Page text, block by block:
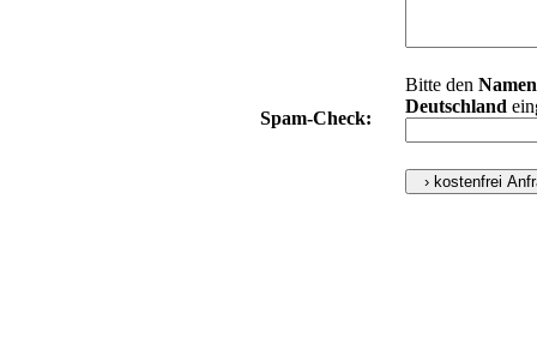
Spam-Check:
Bitte den Namen
Deutschland